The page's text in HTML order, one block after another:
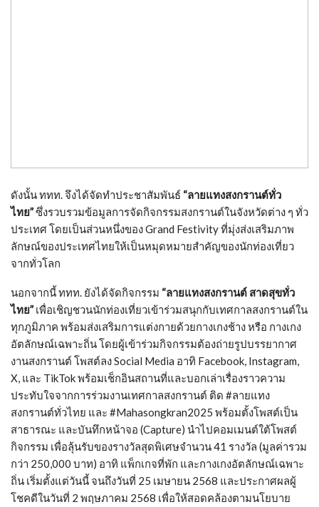
ดังนั้น ททท. จึงได้จัดทำประชาสัมพันธ์ “ลายแทงสงกรานต์ทั่ว
ไทย”ซึ่งรวบรวมข้อมูลการจัดกิจกรรมสงกรานต์ในจังหวัดต่าง ๆ ทั่ว
ประเทศ โดยเป็นส่วนหนึ่งของ Grand Festivity ที่มุ่งส่งเสริมภาพ
ลักษณ์ของประเทศไทยให้เป็นหมุดหมายสำคัญของนักท่องเที่ยว
จากทั่วโลก
นอกจากนี้ ททท. ยังได้จัดกิจกรรม “ลายแทงสงกรานต์ สาดสุขทั่ว
ไทย” เพื่อเชิญชวนนักท่องเที่ยวเข้าร่วมสนุกกับเทศกาลสงกรานต์ใน
ทุกภูมิภาค พร้อมส่งเสริมการแต่งกายด้วยกางเกงช้าง หรือ กางเกง
อัตลักษณ์เฉพาะถิ่น โดยผู้เข้าร่วมกิจกรรมต้องถ่ายรูปบรรยากาศ
งานสงกรานต์ โพสต์ลง Social Media อาทิ Facebook, Instagram,
X, และ TikTok พร้อมเช็กอินสถานที่และบอกเล่าเรื่องราวความ
ประทับใจจากการร่วมงานเทศกาลสงกรานต์ ติด #ลายแทง
สงกรานต์ทั่วไทย และ #Mahasongkran2025 พร้อมตั้งโพสต์เป็น
สาธารณะ และบันทึกหน้าจอ (Capture) นำไปคอมเมนต์ใต้โพสต์
กิจกรรม เพื่อลุ้นรับของรางวัลสุดพิเศษจำนวน 41 รางวัล (มูลค่ารวม
กว่า 250,000 บาท) อาทิ แพ็กเกจที่พัก และกางเกงอัตลักษณ์เฉพาะ
ถิ่น เริ่มตั้งแต่วันนี้ จนถึงวันที่ 25 เมษายน 2568 และประกาศผลผู้
โชคดีในวันที่ 2 พฤษภาคม 2568 เพื่อให้สอดคล้องตามนโยบาย